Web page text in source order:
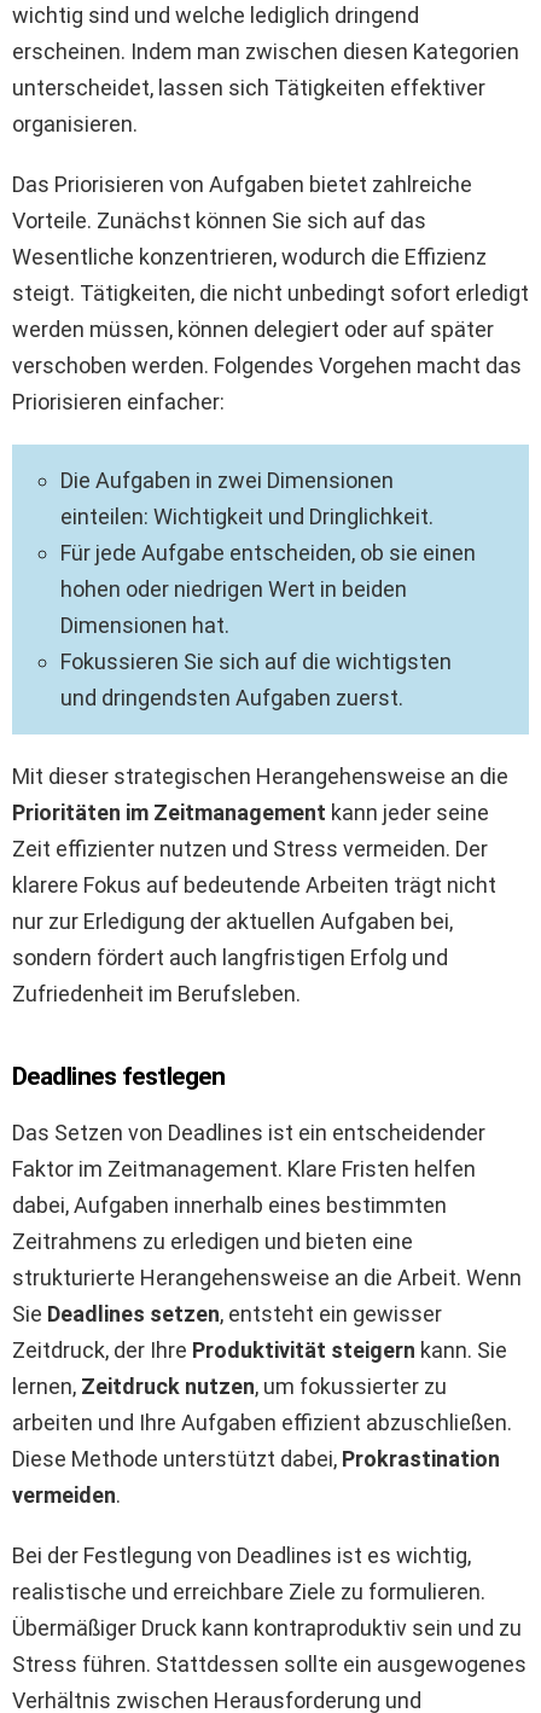
wichtig sind und welche lediglich dringend
erscheinen. Indem man zwischen diesen Kategorien
unterscheidet, lassen sich Tätigkeiten effektiver
organisieren.
Das Priorisieren von Aufgaben bietet zahlreiche
Vorteile. Zunächst können Sie sich auf das
Wesentliche konzentrieren, wodurch die Effizienz
steigt. Tätigkeiten, die nicht unbedingt sofort erledigt
werden müssen, können delegiert oder auf später
verschoben werden. Folgendes Vorgehen macht das
Priorisieren einfacher:
Die Aufgaben in zwei Dimensionen
einteilen: Wichtigkeit und Dringlichkeit.
Für jede Aufgabe entscheiden, ob sie einen
hohen oder niedrigen Wert in beiden
Dimensionen hat.
Fokussieren Sie sich auf die wichtigsten
und dringendsten Aufgaben zuerst.
Mit dieser strategischen Herangehensweise an die
Prioritäten im Zeitmanagement kann jeder seine
Zeit effizienter nutzen und Stress vermeiden. Der
klarere Fokus auf bedeutende Arbeiten trägt nicht
nur zur Erledigung der aktuellen Aufgaben bei,
sondern fördert auch langfristigen Erfolg und
Zufriedenheit im Berufsleben.
Deadlines festlegen
Das Setzen von Deadlines ist ein entscheidender
Faktor im Zeitmanagement. Klare Fristen helfen
dabei, Aufgaben innerhalb eines bestimmten
Zeitrahmens zu erledigen und bieten eine
strukturierte Herangehensweise an die Arbeit. Wenn
Sie Deadlines setzen, entsteht ein gewisser
Zeitdruck, der Ihre Produktivität steigern kann. Sie
lernen, Zeitdruck nutzen, um fokussierter zu
arbeiten und Ihre Aufgaben effizient abzuschließen.
Diese Methode unterstützt dabei, Prokrastination
vermeiden.
Bei der Festlegung von Deadlines ist es wichtig,
realistische und erreichbare Ziele zu formulieren.
Übermäßiger Druck kann kontraproduktiv sein und zu
Stress führen. Stattdessen sollte ein ausgewogenes
Verhältnis zwischen Herausforderung und